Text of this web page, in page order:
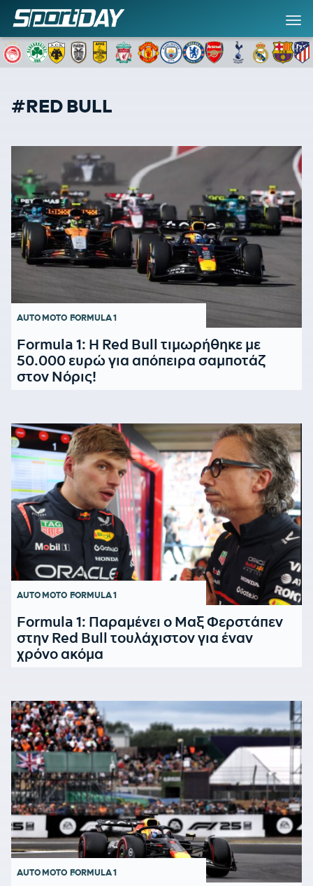
#RED BULL
AUTO MOTO FORMULA 1
Formula 1: Η Red Bull τιμωρήθηκε με
50.000 ευρώ για απόπειρα σαμποτάζ
στον Νόρις!
AUTO MOTO FORMULA 1
Formula 1: Παραμένει ο Μαξ Φερστάπεν
στην Red Bull τουλάχιστον για έναν
χρόνο ακόμα
AUTO MOTO FORMULA 1